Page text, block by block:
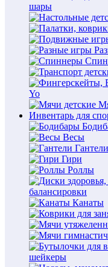
шары
Yo
Инвентарь для
Весы
Гантели
Гири
Роллы
балансировки
Канаты
шейкеры